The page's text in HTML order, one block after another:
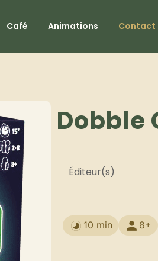
Café Animations Contact
Dobble
Éditeur(s)
10 min 8+